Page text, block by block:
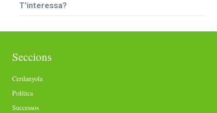
T’interessa?
Seccions
Cerdanyola
Política
Successos